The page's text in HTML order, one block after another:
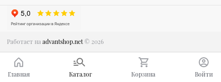
Работает на advantshop.net© 2026
Главная Каталог Корзина Войти